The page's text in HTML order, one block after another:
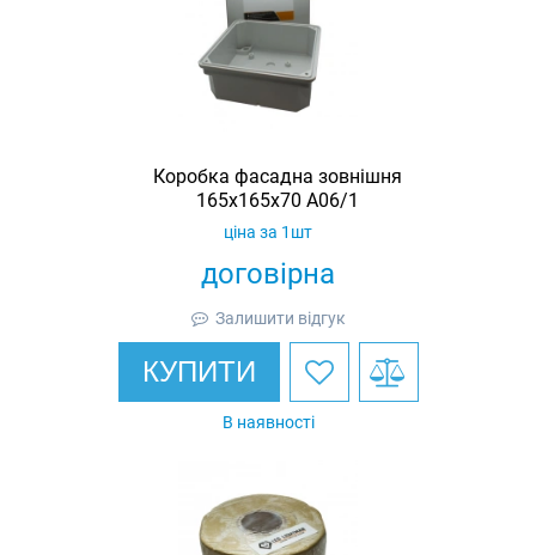
Коробка фасадна зовнішня
165х165х70 A06/1
договірна
ціна за 1шт
Залишити відгук
КУПИТИ
В наявності